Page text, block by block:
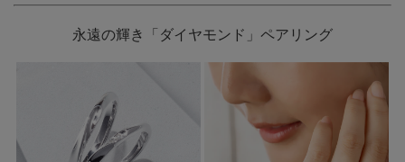
永遠の輝き「ダイヤモンド」ペアリング